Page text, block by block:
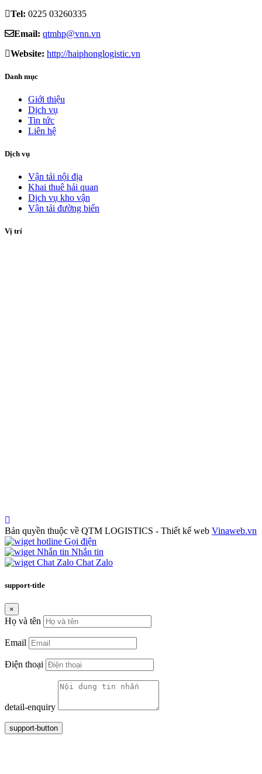
Tel: 0225 03260335
Email: qtmhp@vnn.vn
Website: http://haiphonglogistic.vn
Danh mục
Giới thiệu
Dịch vụ
Tin tức
Liên hệ
Dịch vụ
Vận tải nội địa
Khai thuê hải quan
Dịch vụ kho vận
Vận tải đường biển
Vị trí
Bản quyền thuộc về QTM LOGISTICS - Thiết kế web Vinaweb.vn
Gọi điện
Nhắn tin
Chat Zalo
support-title
×
Họ và tên
Email
Điện thoại
detail-enquiry
support-button